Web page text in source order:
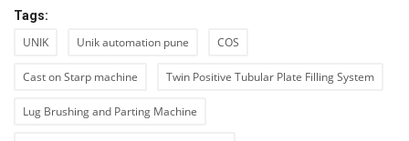
Tags:
UNIK Unik automation pune COS
Cast on Starp machine Twin Positive Tubular Plate Filling System
Lug Brushing and Parting Machine